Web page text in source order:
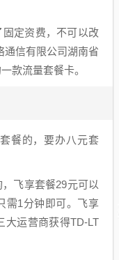
定资费，不可以改
通信有限公司湖南省
款流量套餐卡。
餐的，要办八元套
飞享套餐29元可以
需1分钟即可。飞享
大运营商获得TD-LT